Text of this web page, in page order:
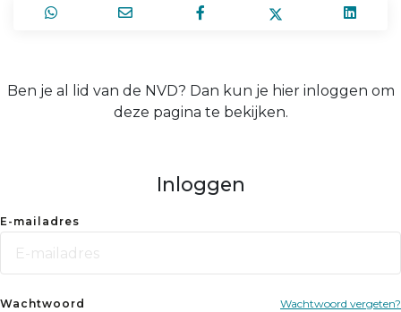
Ben je al lid van de NVD? Dan kun je hier inloggen om
deze pagina te bekijken.
Inloggen
E-mailadres
Wachtwoord Wachtwoord vergeten?